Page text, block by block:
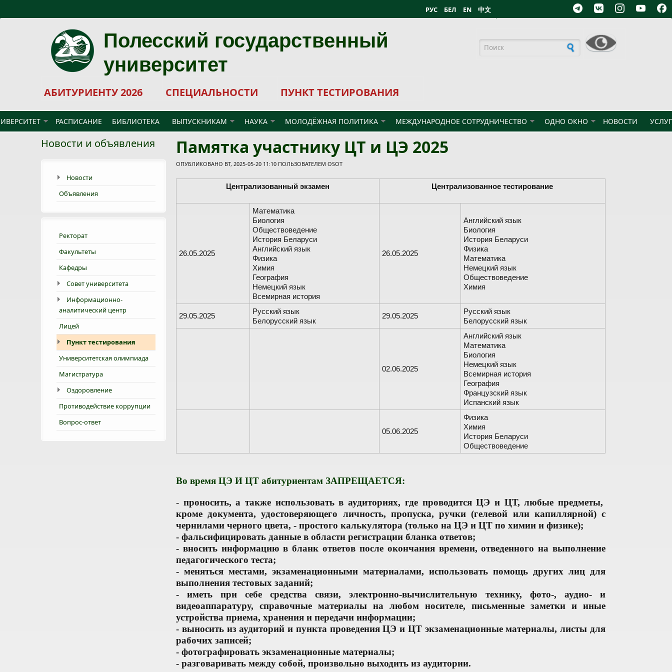
РУС БЕЛ EN 中文
Полесский государственный
университет
АБИТУРИЕНТУ 2026 СПЕЦИАЛЬНОСТИ ПУНКТ ТЕСТИРОВАНИЯ
РАСПИСАНИЕ БИБЛИОТЕКА ВЫПУСКНИКАМ НАУКА МОЛОДЁЖНАЯ ПОЛИТИКА МЕЖДУНАРОДНОЕ СОТРУДНИЧЕСТВО ОДНО ОКНО НОВОСТИ
Новости и объявления
Новости
Объявления
Ректорат
Факультеты
Кафедры
Совет университета
Информационно-
аналитический центр
Лицей
Пункт тестирования
Университетская олимпиада
Магистратура
Оздоровление
Противодействие коррупции
Вопрос-ответ
Памятка участнику ЦТ и ЦЭ 2025
ОПУБЛИКОВАНО ВТ, 2025-05-20 11:10 ПОЛЬЗОВАТЕЛЕМ OSOT
Централизованный экзамен Централизованное тестирование
26.05.2025
Математика
Биология
Обществоведение
История Беларуси
Английский язык
Физика
Химия
География
Немецкий язык
Всемирная история
26.05.2025
Английский язык
Биология
История Беларуси
Физика
Математика
Немецкий язык
Обществоведение
Химия
29.05.2025
Русский язык
Белорусский язык
29.05.2025
Русский язык
Белорусский язык
02.06.2025
Английский язык
Математика
Биология
Немецкий язык
Всемирная история
География
Французский язык
Испанский язык
05.06.2025
Физика
Химия
История Беларуси
Обществоведение
Во время ЦЭ И ЦТ абитуриентам ЗАПРЕЩАЕТСЯ:
- проносить, а также использовать в аудиториях, где проводится ЦЭ и ЦТ, любые предметы,
кроме документа, удостоверяющего личность, пропуска, ручки (гелевой или капиллярной) с
чернилами черного цвета, - простого калькулятора (только на ЦЭ и ЦТ по химии и физике);
- фальсифицировать данные в области регистрации бланка ответов;
- вносить информацию в бланк ответов после окончания времени, отведенного на выполнение
педагогического теста;
- меняться местами, экзаменационными материалами, использовать помощь других лиц для
выполнения тестовых заданий;
- иметь при себе средства связи, электронно-вычислительную технику, фото-, аудио- и
видеоаппаратуру, справочные материалы на любом носителе, письменные заметки и иные
устройства приема, хранения и передачи информации;
- выносить из аудиторий и пункта проведения ЦЭ и ЦТ экзаменационные материалы, листы для
рабочих записей;
- фотографировать экзаменационные материалы;
- разговаривать между собой, произвольно выходить из аудитории.